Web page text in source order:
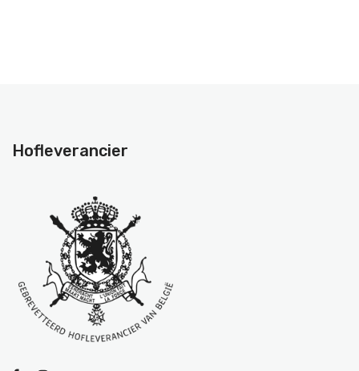
Hofleverancier